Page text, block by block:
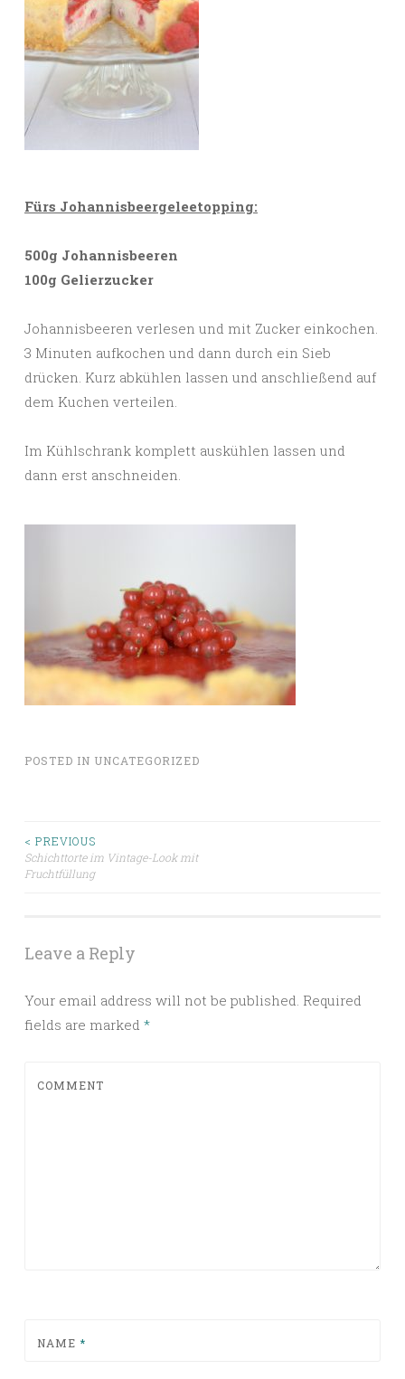
Fürs Johannisbeergeleetopping:
500g Johannisbeeren
100g Gelierzucker
Johannisbeeren verlesen und mit Zucker einkochen.
3 Minuten aufkochen und dann durch ein Sieb
drücken. Kurz abkühlen lassen und anschließend auf
dem Kuchen verteilen.
Im Kühlschrank komplett auskühlen lassen und
dann erst anschneiden.
POSTED IN UNCATEGORIZED
Post navigation
< PREVIOUS
Schichttorte im Vintage-Look mit
Fruchtfüllung
Leave a Reply
Your email address will not be published. Required
fields are marked *
COMMENT
NAME *